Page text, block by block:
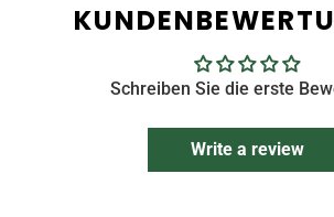
Schreiben Sie die erste
Write a review